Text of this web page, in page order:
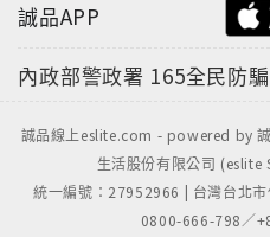
誠品APP
內政部警政署 165全民防
誠品線上eslite.com - powered by
生活股份有限公司
統一編號：27952966 | 台灣台北
0800-666-798／